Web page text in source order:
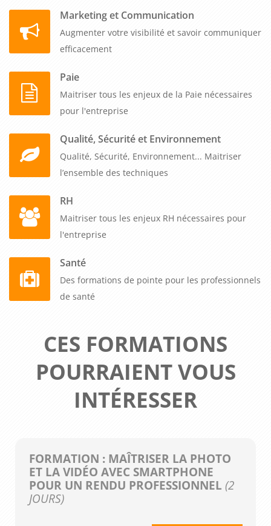
Marketing et Communication
Augmenter votre visibilité et savoir communiquer
efficacement
Paie
Maitriser tous les enjeux de la Paie nécessaires
pour l'entreprise
Qualité, Sécurité et Environnement
Qualité, Sécurité, Environnement... Maitriser
l’ensemble des techniques
RH
Maitriser tous les enjeux RH nécessaires pour
l'entreprise
Santé
Des formations de pointe pour les professionnels
de santé
CES FORMATIONS
POURRAIENT VOUS
INTÉRESSER
FORMATION : MAÎTRISER LA PHOTO
ET LA VIDÉO AVEC SMARTPHONE
POUR UN RENDU PROFESSIONNEL (2
JOURS)